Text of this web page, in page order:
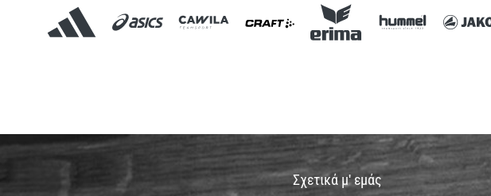
Σχετικά μ' εμάς